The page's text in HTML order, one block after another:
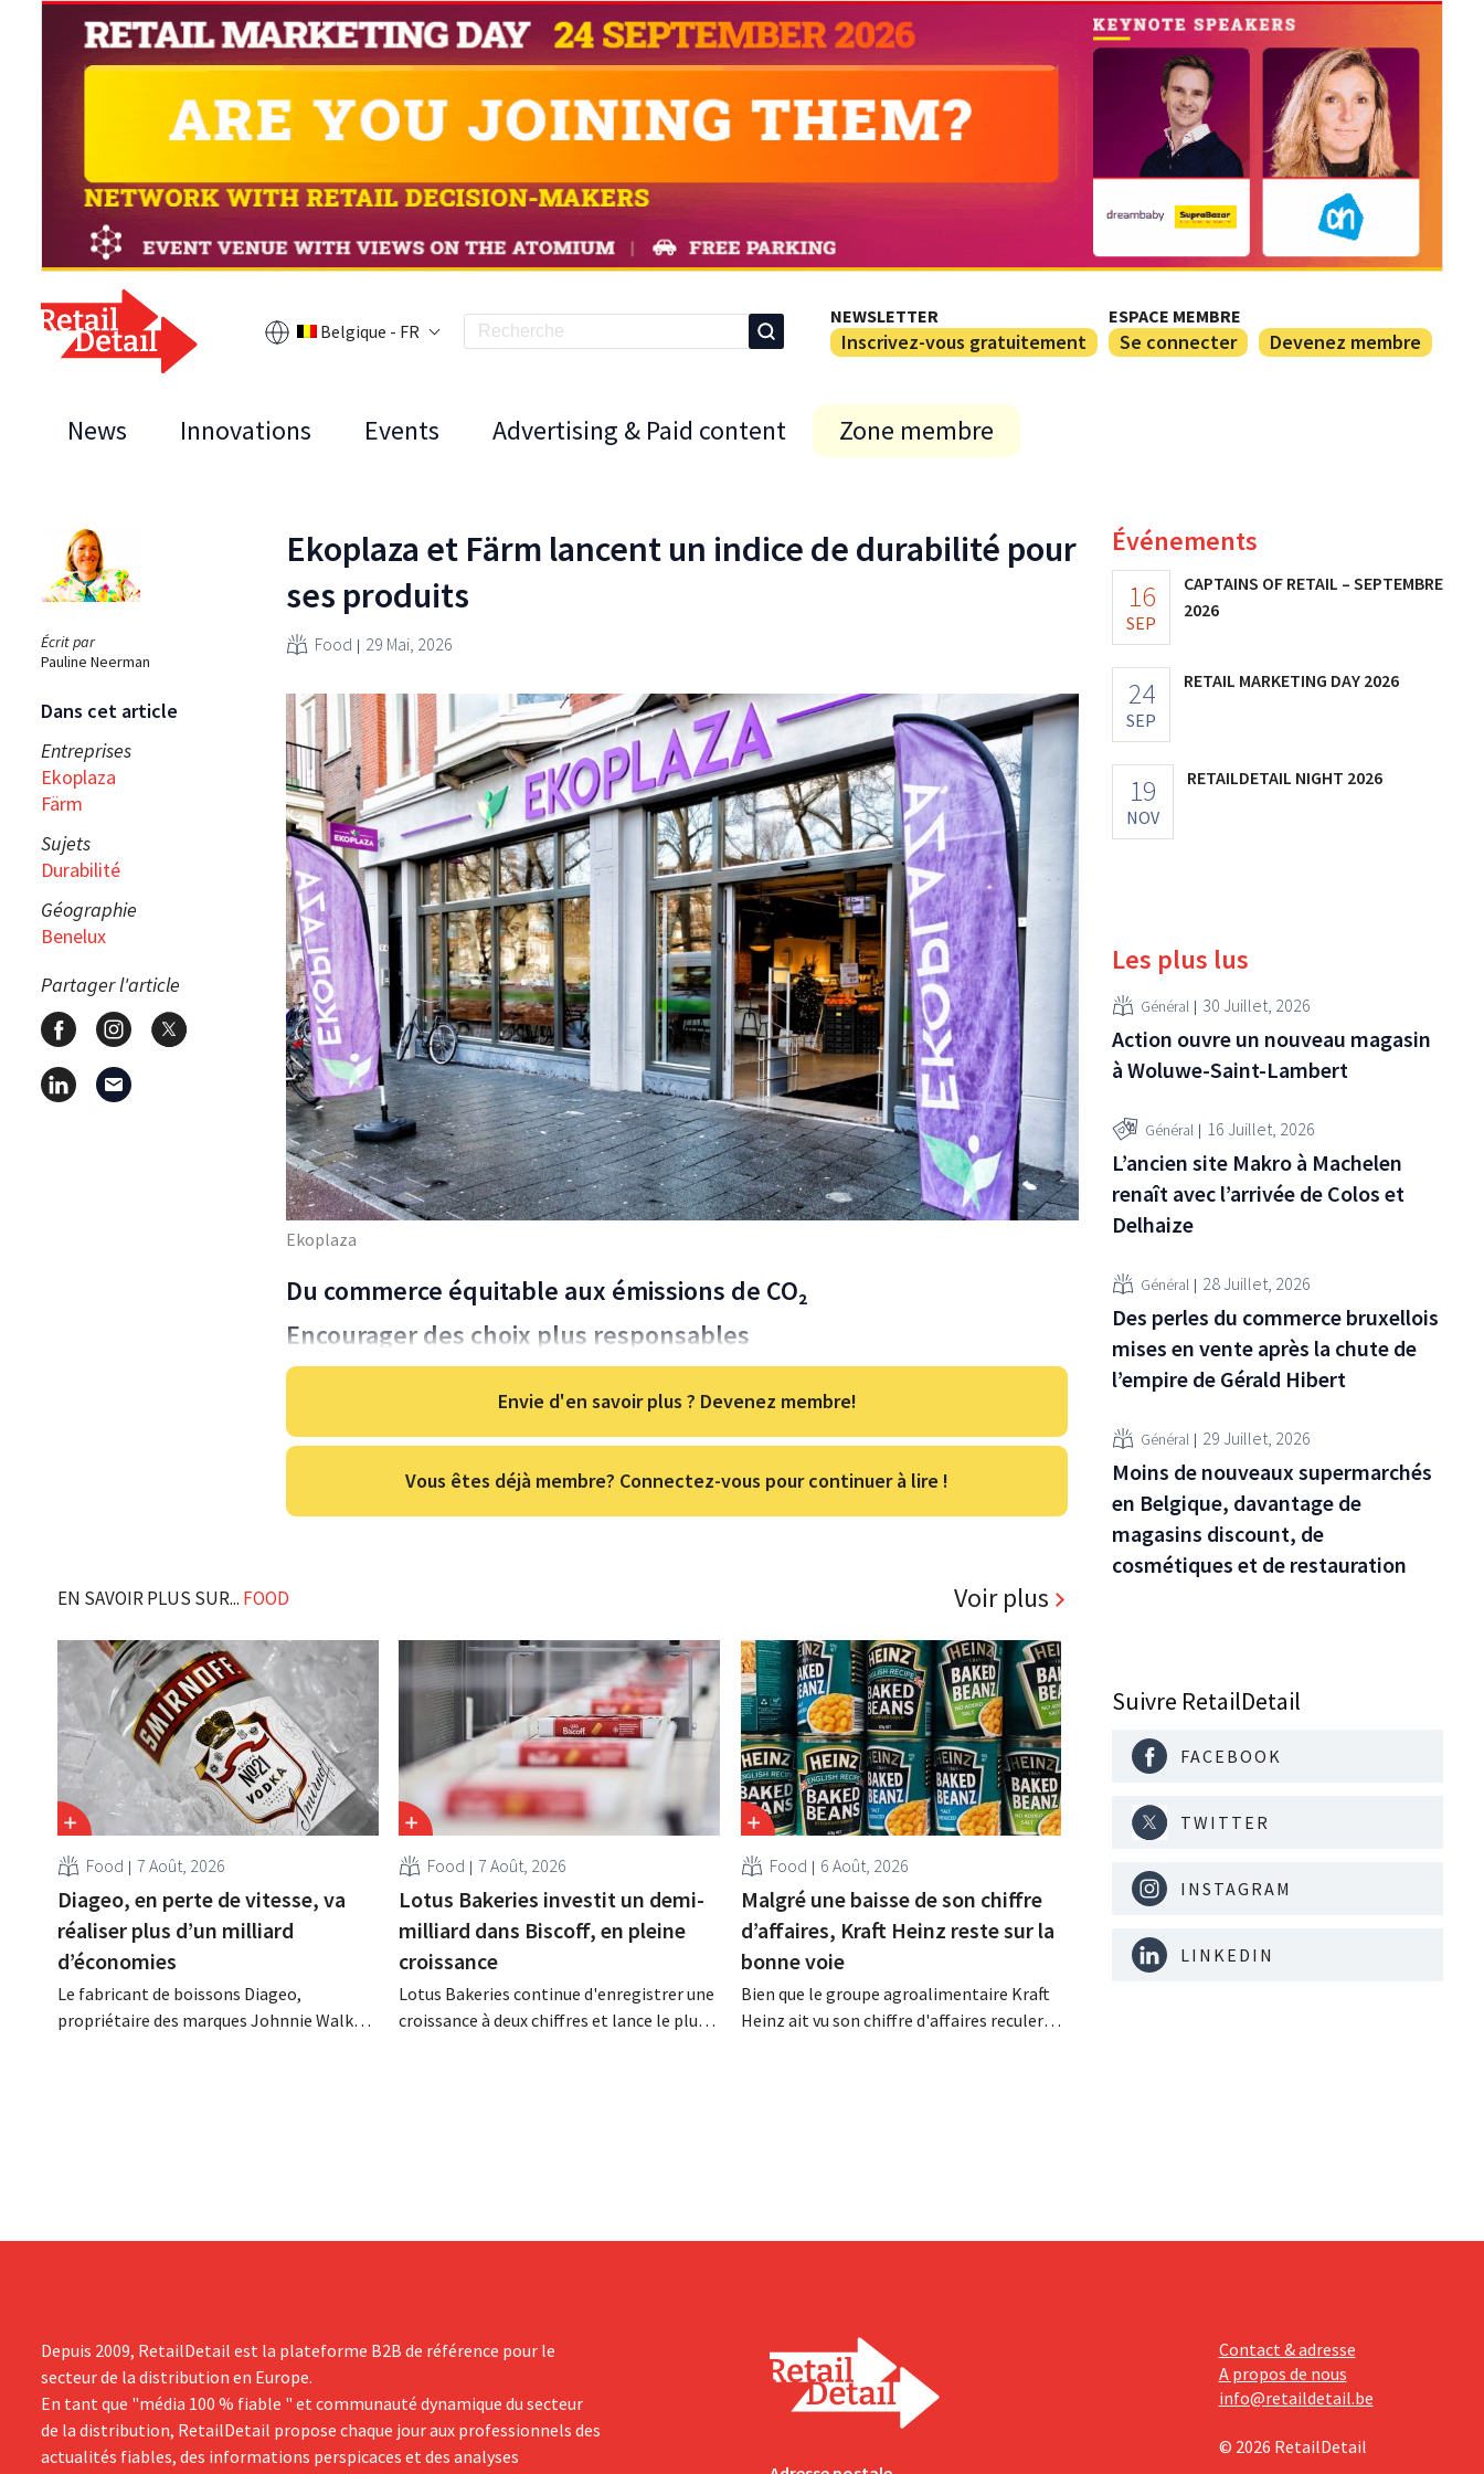
Belgique - FR
NEWSLETTER
Inscrivez-vous gratuitement
ESPACE MEMBRE
Se connecter Devenez membre
News Innovations Events Advertising & Paid content Zone membre
Écrit par
Pauline Neerman
Dans cet article
Entreprises
Ekoplaza
Färm
Sujets
Durabilité
Géographie
Benelux
Partager l'article
Ekoplaza et Färm lancent un indice de durabilité pour
ses produits
Food 29 Mai, 2026
Ekoplaza
Du commerce équitable aux émissions de CO₂
Encourager des choix plus responsables
Envie d'en savoir plus ? Devenez membre!
Vous êtes déjà membre? Connectez-vous pour continuer à lire !
EN SAVOIR PLUS SUR... FOOD Voir plus
Food 7 Août, 2026
Diageo, en perte de vitesse, va
réaliser plus d’un milliard
d’économies
Le fabricant de boissons Diageo,
propriétaire des marques Johnnie Walker,
Food 7 Août, 2026
Lotus Bakeries investit un demi-
milliard dans Biscoff, en pleine
croissance
Lotus Bakeries continue d'enregistrer une
croissance à deux chiffres et lance le plus
Food 6 Août, 2026
Malgré une baisse de son chiffre
d’affaires, Kraft Heinz reste sur la
bonne voie
Bien que le groupe agroalimentaire Kraft
Heinz ait vu son chiffre d'affaires reculer
Événements
16
SEP
CAPTAINS OF RETAIL – SEPTEMBRE
2026
24
SEP
RETAIL MARKETING DAY 2026
19
NOV
RETAILDETAIL NIGHT 2026
Les plus lus
Général 30 Juillet, 2026
Action ouvre un nouveau magasin
à Woluwe-Saint-Lambert
Général 16 Juillet, 2026
L’ancien site Makro à Machelen
renaît avec l’arrivée de Colos et
Delhaize
Général 28 Juillet, 2026
Des perles du commerce bruxellois
mises en vente après la chute de
l’empire de Gérald Hibert
Général 29 Juillet, 2026
Moins de nouveaux supermarchés
en Belgique, davantage de
magasins discount, de
cosmétiques et de restauration
Suivre RetailDetail
FACEBOOK
TWITTER
INSTAGRAM
LINKEDIN
Depuis 2009, RetailDetail est la plateforme B2B de référence pour le
secteur de la distribution en Europe.
En tant que "média 100 % fiable " et communauté dynamique du secteur
de la distribution, RetailDetail propose chaque jour aux professionnels des
actualités fiables, des informations perspicaces et des analyses
Contact & adresse
A propos de nous
info@retaildetail.be
© 2026 RetailDetail